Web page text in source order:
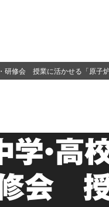
・高
修会
修会 授業に活かせる「原子炉